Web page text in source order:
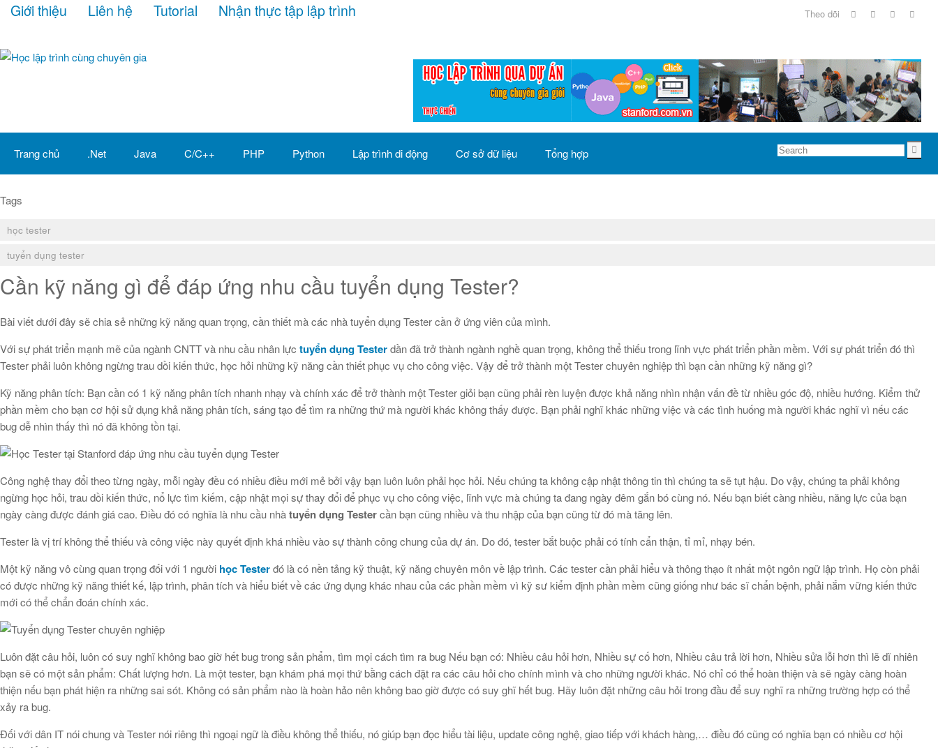
Giới thiệu Liên hệ Tutorial Nhận thực tập lập trình Theo dõi
Trang chủ .Net Java C/C++ PHP Python Lập trình di động Cơ sở dữ liệu Tổng hợp
Tags
học tester
tuyển dụng tester
Cần kỹ năng gì để đáp ứng nhu cầu tuyển dụng Tester?
Bài viết dưới đây sẽ chia sẻ những kỹ năng quan trọng, cần thiết mà các nhà tuyển dụng Tester cần ở ứng viên của mình.
Với sự phát triển mạnh mẽ của ngành CNTT và nhu cầu nhân lực tuyển dụng Testerdần đã trở thành ngành nghề quan trọng, không thể thiếu trong lĩnh vực phát triển phần mềm. Với sự phát triển đó thì
Tester phải luôn không ngừng trau dồi kiến thức, học hỏi những kỹ năng cần thiết phục vụ cho công việc. Vậy để trở thành một Tester chuyên nghiệp thì bạn cần những kỹ năng gì?
Kỹ năng phân tích: Bạn cần có 1 kỹ năng phân tích nhanh nhạy và chính xác để trở thành một Tester giỏi bạn cũng phải rèn luyện được khả năng nhìn nhận vấn đề từ nhiều góc độ, nhiều hướng. Kiểm thử
phần mềm cho bạn cơ hội sử dụng khả năng phân tích, sáng tạo để tìm ra những thứ mà người khác không thấy được. Bạn phải nghĩ khác những việc và các tình huống mà người khác nghĩ vì nếu các
bug dễ nhìn thấy thì nó đã không tồn tại.
Công nghệ thay đổi theo từng ngày, mỗi ngày đều có nhiều điều mới mẻ bởi vậy bạn luôn luôn phải học hỏi. Nếu chúng ta không cập nhật thông tin thì chúng ta sẽ tụt hậu. Do vậy, chúng ta phải không
ngừng học hỏi, trau dồi kiến thức, nổ lực tìm kiếm, cập nhật mọi sự thay đổi để phục vụ cho công việc, lĩnh vực mà chúng ta đang ngày đêm gắn bó cùng nó. Nếu bạn biết càng nhiều, năng lực của bạn
ngày càng được đánh giá cao. Điều đó có nghĩa là nhu cầu nhàtuyển dụng Testercần bạn cũng nhiều và thu nhập của bạn cũng từ đó mà tăng lên.
Tester là vị trí không thể thiếu và công việc này quyết định khá nhiều vào sự thành công chung của dự án. Do đó, tester bắt buộc phải có tính cẩn thận, tỉ mỉ, nhạy bén.
Một kỹ năng vô cùng quan trọng đối với 1 người học Testerđó là có nền tảng kỹ thuật, kỹ năng chuyên môn về lập trình. Các tester cần phải hiểu và thông thạo ít nhất một ngôn ngữ lập trình. Họ còn phải
có được những kỹ năng thiết kế, lập trình, phân tích và hiểu biết về các ứng dụng khác nhau của các phần mềm vì kỹ sư kiểm định phần mềm cũng giống như bác sĩ chẩn bệnh, phải nắm vững kiến thức
mới có thể chẩn đoán chính xác.
Luôn đặt câu hỏi, luôn có suy nghĩ không bao giờ hết bug trong sản phẩm, tìm mọi cách tìm ra bug Nếu bạn có: Nhiều câu hỏi hơn, Nhiều sự cố hơn, Nhiều câu trả lời hơn, Nhiều sửa lỗi hơn thì lẽ dĩ nhiên
bạn sẽ có một sản phẩm: Chất lượng hơn. Là một tester, bạn khám phá mọi thứ bằng cách đặt ra các câu hỏi cho chính mình và cho những người khác. Nó chỉ có thể hoàn thiện và sẽ ngày càng hoàn
thiện nếu bạn phát hiện ra những sai sót. Không có sản phẩm nào là hoàn hảo nên không bao giờ được có suy ghĩ hết bug. Hãy luôn đặt những câu hỏi trong đầu để suy nghĩ ra những trường hợp có thể
xảy ra bug.
Đối với dân IT nói chung và Tester nói riêng thì ngoại ngữ là điều không thể thiếu, nó giúp bạn đọc hiểu tài liệu, update công nghệ, giao tiếp với khách hàng,… điều đó cũng có nghĩa bạn có nhiều cơ hội